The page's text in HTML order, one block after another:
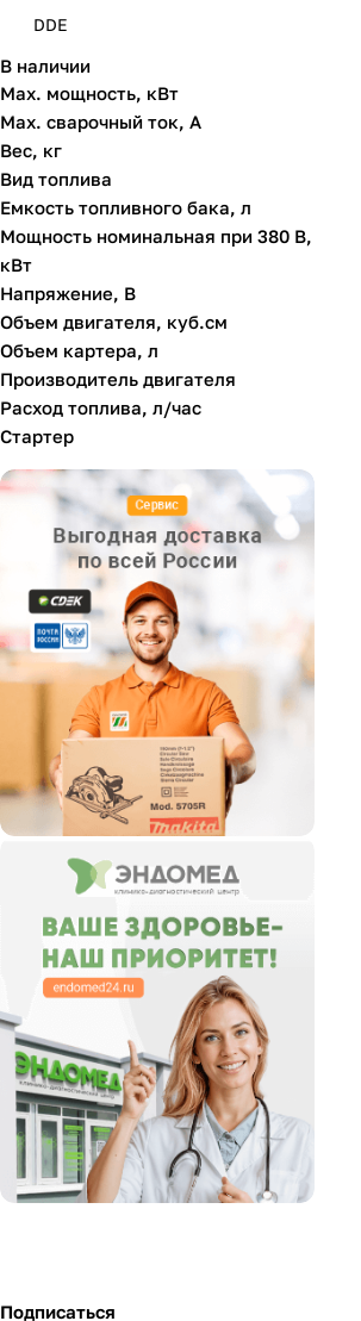
DDE
ETALON
FIRMAN
Huter
PATRIOT
SNIRREX
ВЕПРЬ
ЗУБР
Ресанта
В наличии
Max. мощность, кВт
Max. сварочный ток, А
Вес, кг
Вид топлива
Емкость топливного бака, л
Мощность номинальная при 380 В,
кВт
Напряжение, В
Объем двигателя, куб.см
Объем картера, л
Производитель двигателя
Расход топлива, л/час
Стартер
Подписаться